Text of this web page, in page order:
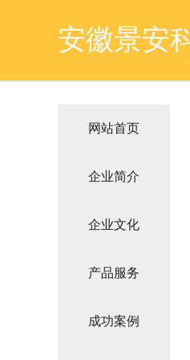
安徽景安
网站首页
企业简介
企业文化
产品服务
成功案例